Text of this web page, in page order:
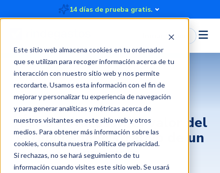
Este sitio web almacena cookies en tu ordenador
que se utilizan para recoger información acerca de tu
interacción con nuestro sitio web y nos permite
recordarte. Usamos esta información con el fin de
mejorar y personalizar tu experiencia de navegación
y para generar analíticas y métricas acerca de
nuestros visitantes en este sitio web y otros
medios. Para obtener más información sobre las
cookies, consulta nuestra Política de privacidad.
Si rechazas, no se hará seguimiento de tu
información cuando visites este sitio web. Se usará
14 días de prueba gratis.
Iniciar Sesión
¿Éxito o fracaso?: El valor del
estudio administrativo de un
proyecto